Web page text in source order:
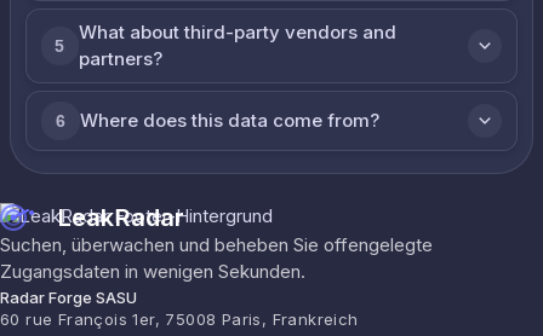
5
What about third-party vendors and
partners?
6 Where does this data come from?
LeakRadar
Suchen, überwachen und beheben Sie offengelegte
Zugangsdaten in wenigen Sekunden.
Radar Forge SASU
60 rue François 1er, 75008 Paris, Frankreich